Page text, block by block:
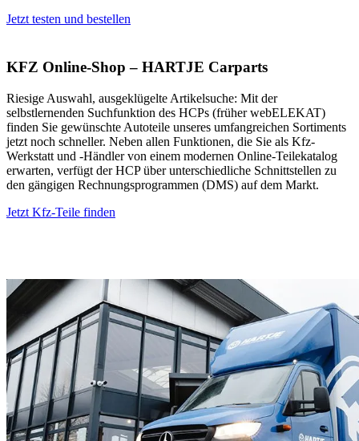
Jetzt testen und bestellen
KFZ Online-Shop – HARTJE Carparts
Riesige Auswahl, ausgeklügelte Artikelsuche: Mit der
selbstlernenden Suchfunktion des HCPs (früher webELEKAT)
finden Sie gewünschte Autoteile unseres umfangreichen Sortiments
jetzt noch schneller. Neben allen Funktionen, die Sie als Kfz-
Werkstatt und -Händler von einem modernen Online-Teilekatalog
erwarten, verfügt der HCP über unterschiedliche Schnittstellen zu
den gängigen Rechnungsprogrammen (DMS) auf dem Markt.
Jetzt Kfz-Teile finden